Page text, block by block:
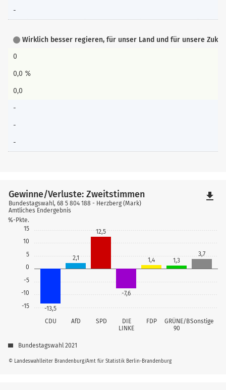
-
Wirklich besser regieren, für unser Land und für unsere
0
0,0 %
0,0
-
-
-
-15
-10
-5
0
5
10
15
%-Pkte.
CDU AfD SPD
DIE
LINKE
FDP
GRÜNE/B
90
Sonstige
-13,5
2,1
12,5
-7,6
1,4 1,3
3,7
© Landeswahlleiter Brandenburg/Amt für Statistik Berlin-Brandenburg
Gewinne/Verluste: Zweitstimmen
Bundestagswahl, 68 5 804 188 - Herzberg (Mark)
Amtliches Endergebnis
Bundestagswahl 2021
file_download